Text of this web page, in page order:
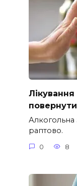
Лікування
Алкогольна
раптово.
0 8